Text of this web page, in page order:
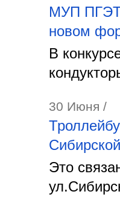
МУП ПГЭТ
новом
В
30 Июня /
Сибирской
Это